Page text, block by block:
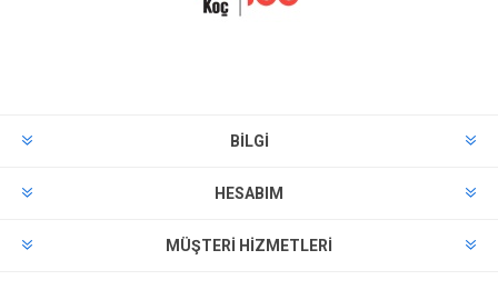
BILGI
HESABIM
MÜŞTERI HIZMETLERI